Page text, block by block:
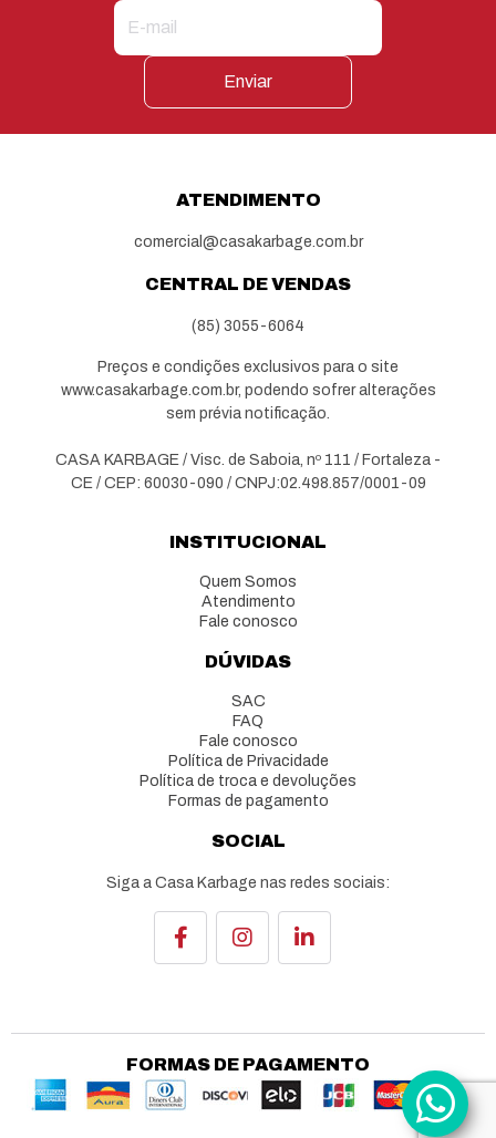
Enviar
ATENDIMENTO
comercial@casakarbage.com.br
CENTRAL DE VENDAS
(85) 3055-6064
Preços e condições exclusivos para o site
www.casakarbage.com.br, podendo sofrer alterações
sem prévia notificação.
CASA KARBAGE / Visc. de Saboia, nº 111 / Fortaleza -
CE / CEP: 60030-090 / CNPJ:02.498.857/0001-09
INSTITUCIONAL
Quem Somos
Atendimento
Fale conosco
DÚVIDAS
SAC
FAQ
Fale conosco
Política de Privacidade
Política de troca e devoluções
Formas de pagamento
SOCIAL
Siga a Casa Karbage nas redes sociais:
FORMAS DE PAGAMENTO